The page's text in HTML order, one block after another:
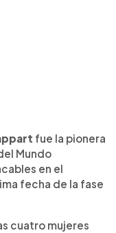
fue la pionera
Mundo
en el
fecha de la fase
cuatro mujeres